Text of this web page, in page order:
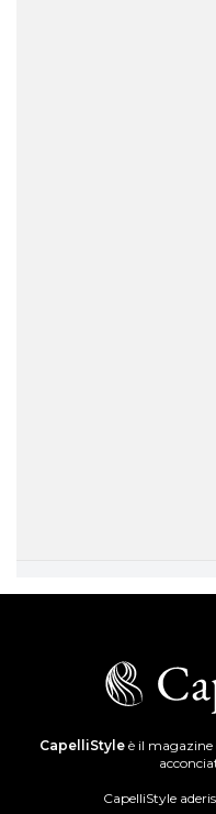
CapelliStyleè il magazine
CapelliStyle